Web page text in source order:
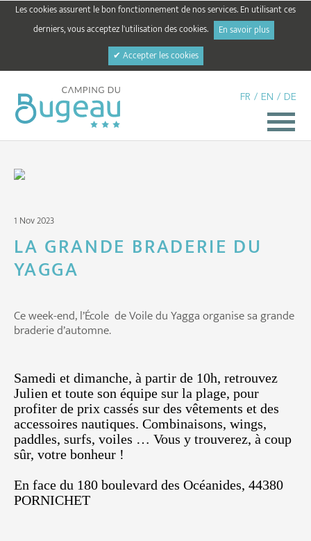
Les cookies assurent le bon fonctionnement de nos services. En utilisant ces
derniers, vous acceptez l'utilisation des cookies.
En savoir plus
✔ Accepter les cookies
FR / EN / DE
1 Nov 2023
LA GRANDE BRADERIE DU
YAGGA
Ce week-end, l’École de Voile du Yagga organise sa grande
braderie d’automne.
Samedi et dimanche, à partir de 10h, retrouvez
Julien et toute son équipe sur la plage, pour
profiter de prix cassés sur des vêtements et des
accessoires nautiques. Combinaisons, wings,
paddles, surfs, voiles … Vous y trouverez, à coup
sûr, votre bonheur !
En face du 180 boulevard des Océanides, 44380
PORNICHET